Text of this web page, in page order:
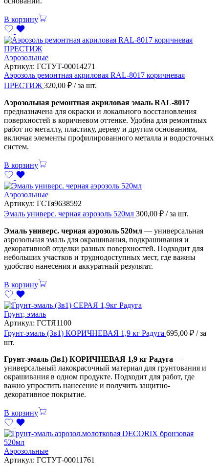
В корзину
Аэрозольные
Артикул: ГСТУТ-00014271
Аэрозоль ремонтная акриловая RAL-8017 коричневая
ПРЕСТИЖ 320,00 ₽ / за шт.
Аэрозольная ремонтная акриловая эмаль RAL-8017
предназначена для окраски и локального восстановления
поверхностей в коричневом оттенке. Удобна для ремонтных
работ по металлу, пластику, дереву и другим основаниям,
включая элементы профилированного металла и водосточных
систем.
В корзину
Аэрозольные
Артикул: ГСТя9638592
Эмаль универс. черная аэрозоль 520мл 300,00 ₽ / за шт.
Эмаль универс. черная аэрозоль 520мл — универсальная
аэрозольная эмаль для окрашивания, подкрашивания и
декоративной отделки разных поверхностей. Подходит для
небольших участков и труднодоступных мест, где важны
удобство нанесения и аккуратный результат.
В корзину
Грунт, эмаль
Артикул: ГСТЯ1100
Грунт-эмаль (3в1) КОРИЧНЕВАЯ 1,9 кг Радуга 695,00 ₽ / за
шт.
Грунт-эмаль (3в1) КОРИЧНЕВАЯ 1,9 кг Радуга —
универсальный лакокрасочный материал для грунтования и
окрашивания в одном продукте. Подходит для работ, где
важно упростить нанесение и получить защитно-
декоративное покрытие.
В корзину
Аэрозольные
Артикул: ГСТУТ-00011761